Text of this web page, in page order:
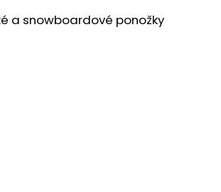
a snowboardové ponožky
HLEDAT